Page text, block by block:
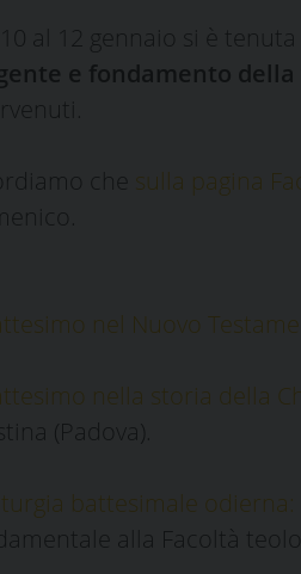
al 12 gennaio si è tenuta
e fondamento
che sulla pagina
nel Nuovo
nella storia della
(Padova).
battesimale
alla Facoltà